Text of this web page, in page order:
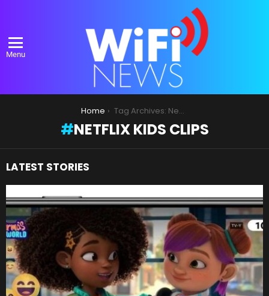
Menu
Home Tag Archives: Netflix Kids Clips
NETFLIX KIDS CLIPS
LATEST STORIES